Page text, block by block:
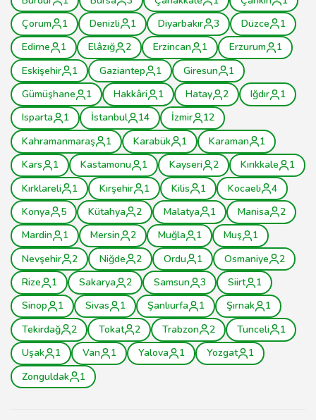
Çorum
1 Denizli 1 Diyarbakır 3 Düzce
1
Edirne
1 Elâzığ 2 Erzincan 1 Erzurum
1
Eskişehir
1 Gaziantep 1 Giresun
1
Gümüşhane
1 Hakkâri 1 Hatay 2 Iğdır
1
Isparta
1 İstanbul 14 İzmir
12
Kahramanmaraş
1 Karabük 1 Karaman
1
Kars
1 Kastamonu 1 Kayseri 2 Kırıkkale
1
Kırklareli
1 Kırşehir 1 Kilis 1 Kocaeli
4
Konya
5 Kütahya 2 Malatya 1 Manisa
2
Mardin
1 Mersin 2 Muğla 1 Muş
1
Nevşehir
2 Niğde 2 Ordu 1 Osmaniye
2
Rize
1 Sakarya 2 Samsun 3 Siirt
1
Sinop
1 Sivas 1 Şanlıurfa 1 Şırnak
1
Tekirdağ
2 Tokat 2 Trabzon 2 Tunceli
1
Uşak
1 Van 1 Yalova 1 Yozgat
1
Zonguldak
1